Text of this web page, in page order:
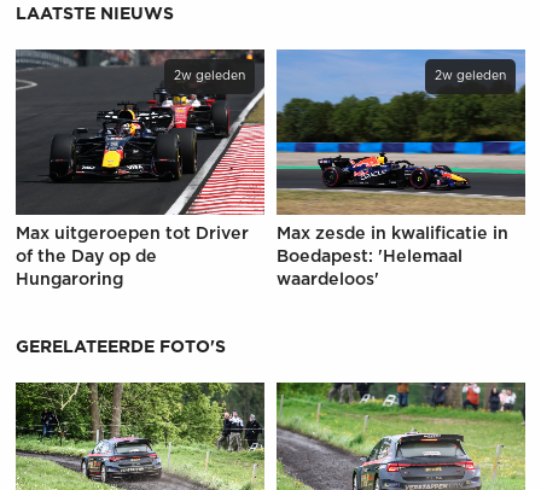
LAATSTE NIEUWS
2w geleden
Max uitgeroepen tot Driver
of the Day op de
Hungaroring
2w geleden
Max zesde in kwalificatie in
Boedapest: 'Helemaal
waardeloos'
GERELATEERDE FOTO'S